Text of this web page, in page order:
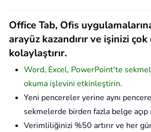
Office Tab, Ofis
arayüz kazandırır ve işinizi çok
kolaylaştırır.
Word, Excel, PowerPoint'te
okuma işlevini etkinleştirin.
Yeni pencereler yerine aynı
sekmelerde birden fazla belge
Verimliliğinizi %50 artırır ve her